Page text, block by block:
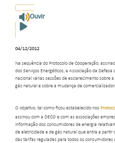
Ouvir
04/12/2012
Na sequência do Protocolo de Cooperação,
dos Serviços Energéticos, a Associação da Defesa
nacional várias sessões de esclarecimento sobre
gás natural e sobre a mudança de comercializador.
O objetivo, tal como ficou estabelecido nos
assinou com a DECO e com as associações
informação dos consumidores de energia
de eletricidade e de gás natural que entra a partir
das tarifas reguladas para todos os consumidores